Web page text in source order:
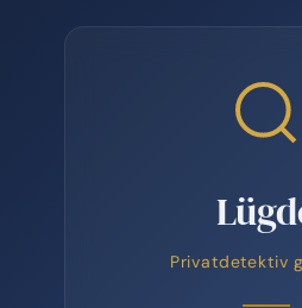
Privatdetektiv